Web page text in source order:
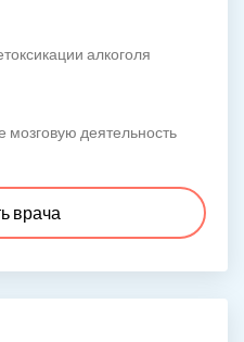
алкоголя
деятельность
врача